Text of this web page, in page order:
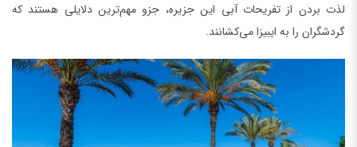
لذت بردن از تفریحات آبی این جزیره، جزو مهم‌ترین دلایلی هستند که
گردشگران را به ایبیزا می‌کشانند.